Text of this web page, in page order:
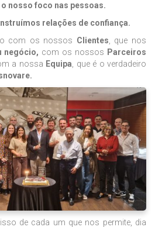
o nosso foco nas pessoas.
relações de confiança.
com os nossos Clientes, que nos
negócio, com os nossos Parceiros
a nossa Equipa, que é o verdadeiro
de cada um que nos permite, dia